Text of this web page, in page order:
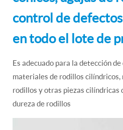
control de
en todo el lote de
Es adecuado para la detección
materiales de rodillos cilíndricos,
rodillos y otras piezas cilíndricas
dureza de rodillos